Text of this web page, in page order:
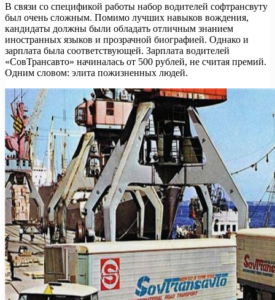
В связи со спецификой работы набор водителей софтрансвуту
был очень сложным. Помимо лучших навыков вождения,
кандидаты должны были обладать отличным знанием
иностранных языков и прозрачной биографией. Однако и
зарплата была соответствующей. Зарплата водителей
«СовТрансавто» начиналась от 500 рублей, не считая премий.
Одним словом: элита пожизненных людей.